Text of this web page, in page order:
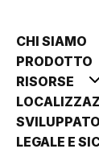
CHI SIAMO
PRODOTTO
RISORSE
LEGALE E